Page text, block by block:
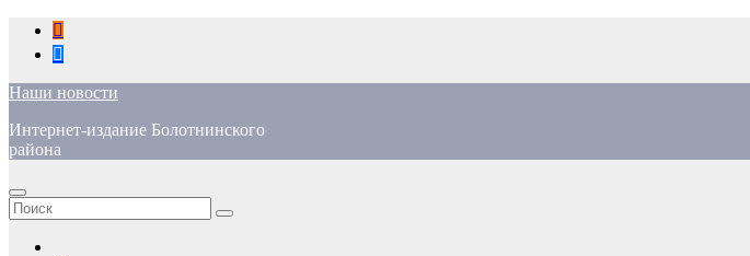
Перейти
содержимому
Наши новости
Интернет-издание Болотнинского
района